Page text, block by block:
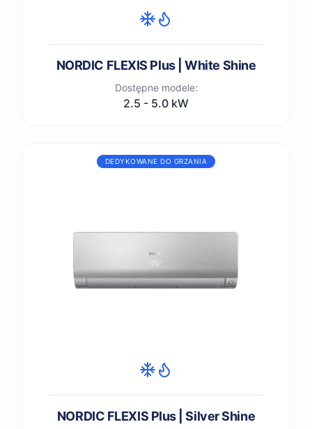
NORDIC FLEXIS Plus | White Shine
Dostępne modele:
2.5 - 5.0 kW
DEDYKOWANE DO GRZANIA
NORDIC FLEXIS Plus | Silver Shine